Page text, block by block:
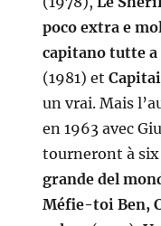
poco extra e
capitano tutte a
(1981) et
un vrai. Mais
en 1963 avec
tourneront à six
grande del
Méfie-toi Ben,